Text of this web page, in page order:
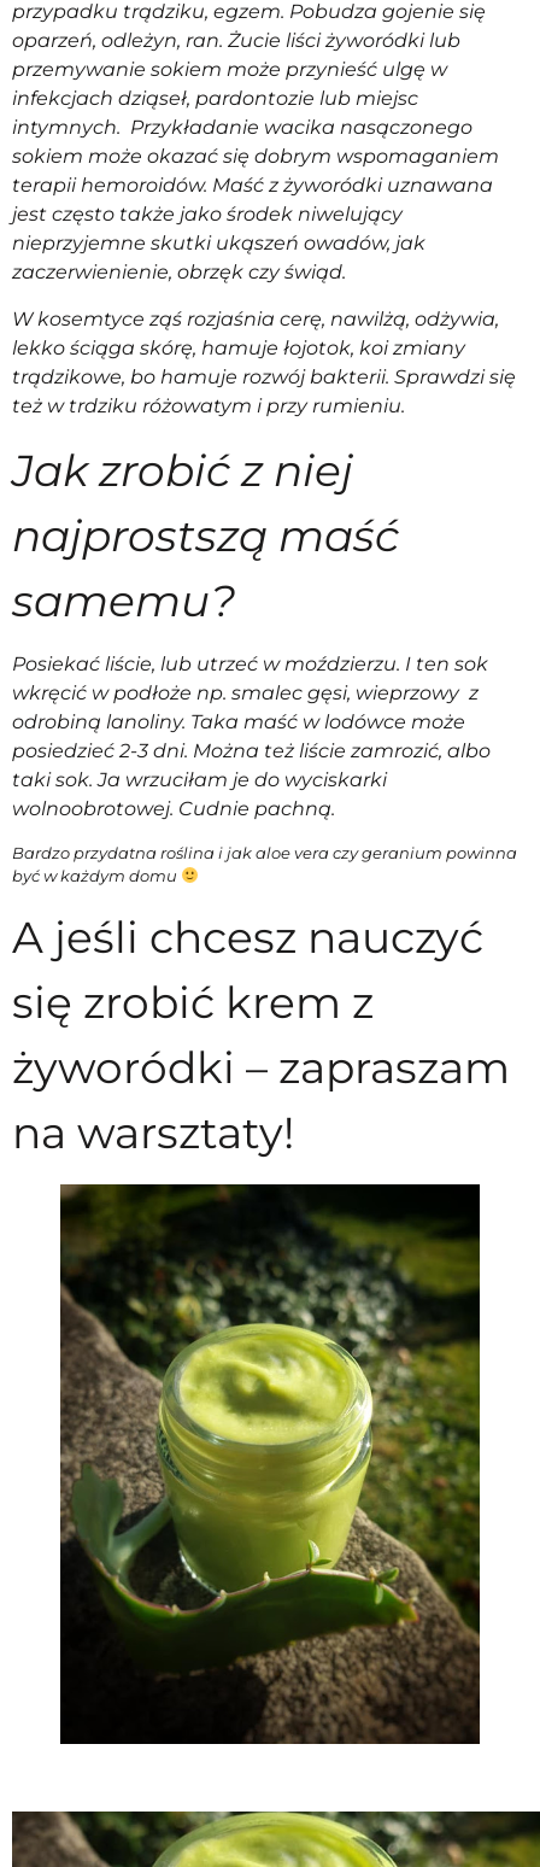
przypadku trądziku, egzem. Pobudza gojenie się
oparzeń, odleżyn, ran. Żucie liści żyworódki lub
przemywanie sokiem może przynieść ulgę w
infekcjach dziąseł, pardontozie lub miejsc
intymnych. Przykładanie wacika nasączonego
sokiem może okazać się dobrym wspomaganiem
terapii hemoroidów. Maść z żyworódki uznawana
jest często także jako środek niwelujący
nieprzyjemne skutki ukąszeń owadów, jak
zaczerwienienie, obrzęk czy świąd.
W kosemtyce ząś rozjaśnia cerę, nawilżą, odżywia,
lekko ściąga skórę, hamuje łojotok, koi zmiany
trądzikowe, bo hamuje rozwój bakterii. Sprawdzi się
też w trdziku różowatym i przy rumieniu.
Jak zrobić z niej
najprostszą maść
samemu?
Posiekać liście, lub utrzeć w moździerzu. I ten sok
wkręcić w podłoże np. smalec gęsi, wieprzowy z
odrobiną lanoliny. Taka maść w lodówce może
posiedzieć 2-3 dni. Można też liście zamrozić, albo
taki sok. Ja wrzuciłam je do wyciskarki
wolnoobrotowej. Cudnie pachną.
Bardzo przydatna roślina i jak aloe vera czy geranium powinna
być w każdym domu
A jeśli chcesz nauczyć
się zrobić krem z
żyworódki – zapraszam
na warsztaty!